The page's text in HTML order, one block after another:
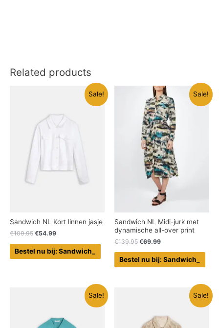
Related products
Sale!
Sandwich NL Kort linnen jasje
€109.95 €54.99
Bestel nu bij: Sandwich_
Sale!
Sandwich NL Midi-jurk met
dynamische all-over print
€139.95 €69.99
Bestel nu bij: Sandwich_
Sale! Sale!